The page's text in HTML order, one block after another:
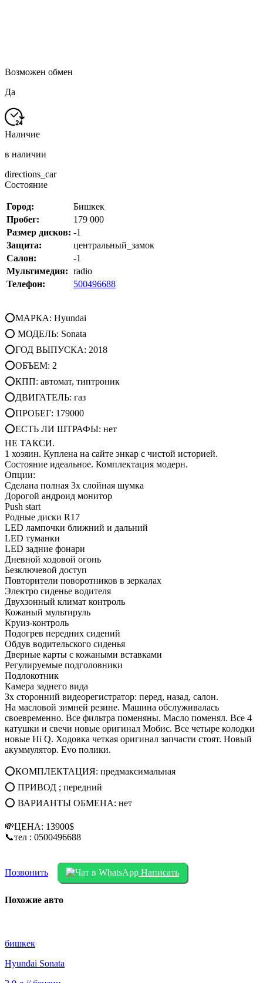
Возможен обмен
Да
Наличие
в наличии
directions_car
Состояние
Город:
Бишкек
Пробег:
179 000
Размер дисков: -1
Защита:
центральный_замок
Салон:
-1
Мультимедия: radio
Телефон:
500496688
⭕МАРКА: Hyundai
⭕ МОДЕЛЬ: Sonata
⭕ГОД ВЫПУСКА: 2018
⭕ОБЪЕМ: 2
⭕КПП: автомат, типтроник
⭕ДВИГАТЕЛЬ: газ
⭕ПРОБЕГ: 179000
⭕ЕСТЬ ЛИ ШТРАФЫ: нет
НЕ ТАКСИ.
1 хозяин. Куплена на сайте энкар с чистой историей.
Состояние идеальное. Комплектация модерн.
Опции:
Сделана полная 3х слойная шумка
Дорогой андроид монитор
Push start
Родные диски R17
LED лампочки ближний и дальний
LED туманки
LED задние фонари
Дневной ходовой огонь
Безключевой доступ
Повторители поворотников в зеркалах
Электро сиденье водителя
Двухзонный климат контроль
Кожаный мультируль
Круиз-контроль
Подогрев передних сидений
Обдув водительского сиденья
Дверные карты с кожаными вставками
Регулируемые подголовники
Подлокотник
Камера заднего вида
Зх сторонний видеорегистратор: перед, назад, салон.
На масловой зимней резине. Машина обслуживалась
своевременно. Все фильтра поменяны. Масло поменял. Все 4
катушки и свечи новые оригинал Мобис. Все четыре колодки
новые Hi Q. Ходовка четкая оригинал запчасти стоят. Новый
акуммулятор. Evo полики.
⭕КОМПЛЕКТАЦИЯ: предмаксимальная
⭕ ПРИВОД ; передний
⭕ ВАРИАНТЫ ОБМЕНА: нет
💸ЦЕНА: 13900$
📞тел : 0500496688
Позвонить Написать
Похожие авто
бишкек
Hyundai Sonata